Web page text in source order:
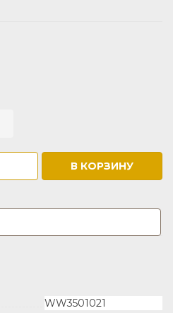
В КОРЗИНУ
WW3501021